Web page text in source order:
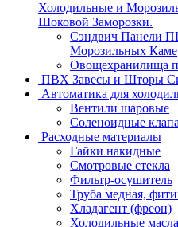
Холодильные и
Шоковой Заморозки.
Сэндвич Панели
Морозильных
Овощехранилища
ПВХ Завесы и Шторы
Автоматика для
Вентили шаровые
Соленоидные
Расходные материалы
Гайки накидные
Смотровые стекла
Фильтр-осушитель
Труба медная,
Хладагент (фреон)
Холодильные масла